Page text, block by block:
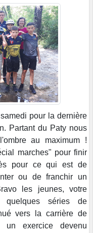
pour la dernière
Partant du Paty nous
au maximum !
marches" pour finir
pour ce qui est de
ou de franchir un
les jeunes, votre
séries de
vers la carrière de
exercice devenu